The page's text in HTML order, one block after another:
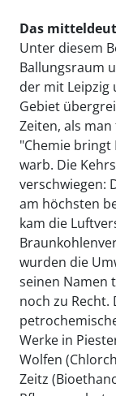
Das
Unter diesem
Ballungsraum
der mit Leipzig
Gebiet
Zeiten, als
"Chemie
warb. Die
verschwiegen:
am höchsten
kam die
wurden die
seinen Namen
noch zu Recht.
Werke in
Wolfen
Zeitz